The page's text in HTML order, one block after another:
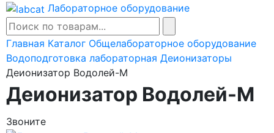
Лабораторное оборудование
Главная Каталог Общелабораторное оборудование
Водоподготовка лабораторная Деионизаторы
Деионизатор Водолей-М
Деионизатор Водолей-М
Звоните